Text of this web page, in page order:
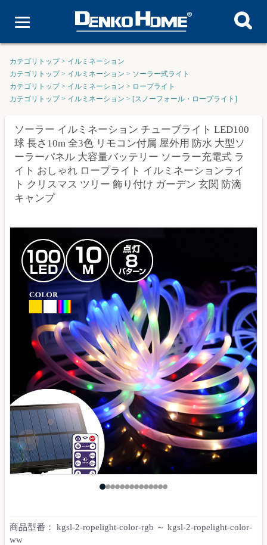
カテゴリトップ > イルミネーション
カテゴリトップ > イルミネーション > ソーラー式ライト
カテゴリトップ > イルミネーション > ロープライト
カテゴリトップ > イルミネーション > [スノーフォール・ロープライト]
ソーラー イルミネーション チューブライト LED100
球 長さ10m 全3色 リモコン付属 屋外用 防水 大型ソ
ーラーパネル 大容量バッテリー ソーラー充電式 ラ
イト おしゃれ ロープライト イルミネーションライ
ト クリスマス ツリー 飾り付け ガーデン 玄関 防滴
キャンプ
商品型番： kgsl-2-ropelight-color-rgb ～ kgsl-2-ropelight-color-
ww